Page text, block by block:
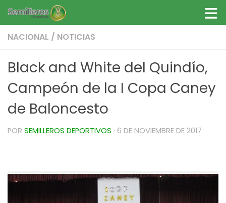
Saltar al contenido
NACIONAL / NOTICIAS
Black and White del Quindío,
Campeón de la I Copa Caney
de Baloncesto
POR SEMILLEROS DEPORTIVOS · 6 DE NOVIEMBRE DE 2017